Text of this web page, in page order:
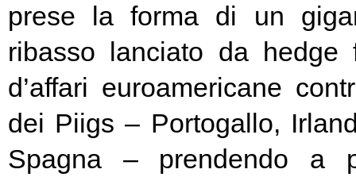
prese la forma di un
ribasso lanciato da hedge
d’affari euroamericane
dei Piigs – Portogallo,
Spagna – prendendo a